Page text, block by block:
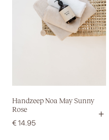
Handzeep Noa May Sunny
Rose
€14.95
+